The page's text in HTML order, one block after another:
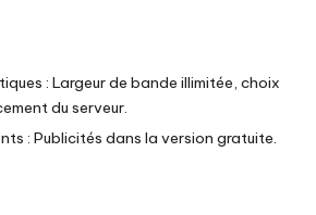
: Largeur de bande illimitée, choix
du serveur.
: Publicités dans la version gratuite.